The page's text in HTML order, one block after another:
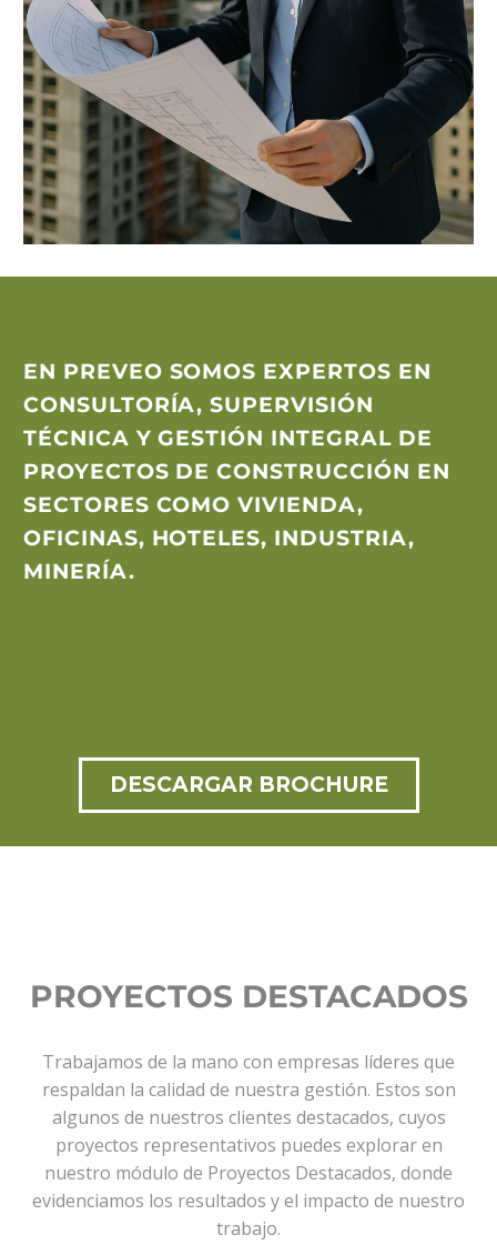
EN PREVEO SOMOS EXPERTOS EN
CONSULTORÍA, SUPERVISIÓN
TÉCNICA Y GESTIÓN INTEGRAL DE
PROYECTOS DE CONSTRUCCIÓN EN
SECTORES COMO VIVIENDA,
OFICINAS, HOTELES, INDUSTRIA,
MINERÍA.
DESCARGAR BROCHURE
PROYECTOS DESTACADOS
Trabajamos de la mano con empresas líderes que
respaldan la calidad de nuestra gestión. Estos son
algunos de nuestros clientes destacados, cuyos
proyectos representativos puedes explorar en
nuestro módulo de Proyectos Destacados, donde
evidenciamos los resultados y el impacto de nuestro
trabajo.